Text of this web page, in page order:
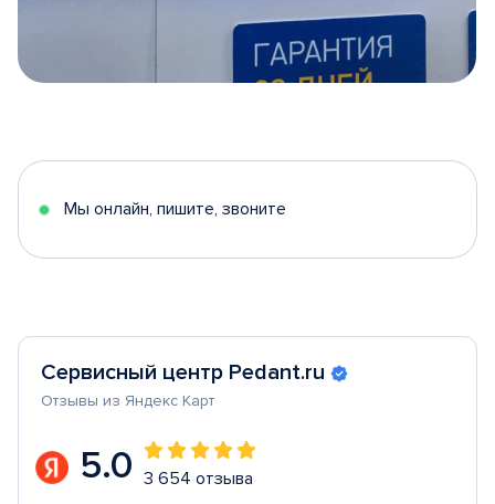
5
Мы онлайн, пишите, звоните
Сервисный центр Pedant.ru
Отзывы из Яндекс Карт
5.0 3 654 отзыва